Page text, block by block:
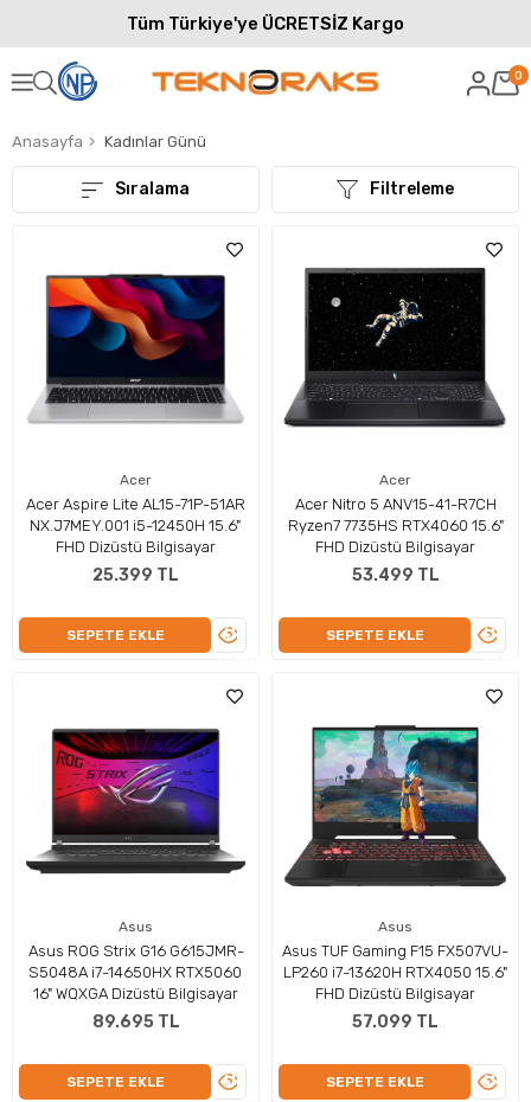
Tüm Türkiye'ye ÜCRETSİZ Kargo
0
Anasayfa Kadınlar Günü
Filtreleme
Sıralama
Acer
Acer Aspire Lite AL15-71P-51AR
NX.J7MEY.001 i5-12450H 15.6"
FHD Dizüstü Bilgisayar
25.399 TL
SEPETE EKLE
ÜRÜNÜ
Acer
Acer Nitro 5 ANV15-41-R7CH
Ryzen7 7735HS RTX4060 15.6"
FHD Dizüstü Bilgisayar
53.499 TL
SEPETE EKLE
Asus
Asus ROG Strix G16 G615JMR-
S5048A i7-14650HX RTX5060
16" WQXGA Dizüstü Bilgisayar
89.695 TL
SEPETE EKLE
ÜRÜNÜ
Asus
Asus TUF Gaming F15 FX507VU-
LP260 i7-13620H RTX4050 15.6"
FHD Dizüstü Bilgisayar
57.099 TL
SEPETE EKLE